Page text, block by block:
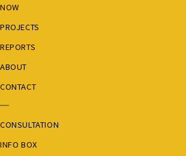
NOW
PROJECTS
REPORTS
ABOUT
CONTACT
CONSULTATION
INFO BOX